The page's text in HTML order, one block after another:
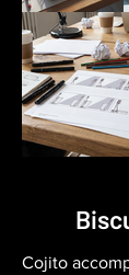
Cojito